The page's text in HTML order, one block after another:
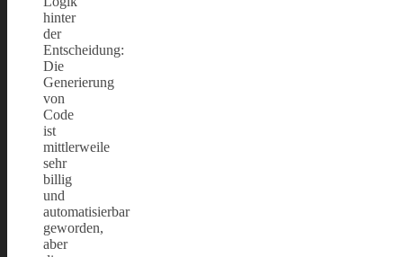
hinter
der
Entscheidung:
Die
Generierung
von
Code
ist
mittlerweile
sehr
billig
und
automatisierbar
geworden,
aber